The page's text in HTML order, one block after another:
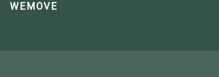
WEMOVE